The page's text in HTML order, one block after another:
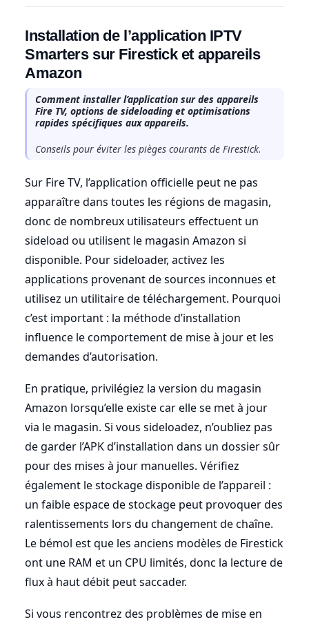
Installation de l’application IPTV
Smarters sur Firestick et appareils
Amazon
Comment installer l’application sur des appareils
Fire TV, options de sideloading et optimisations
rapides spécifiques aux appareils.
Conseils pour éviter les pièges courants de Firestick.
Sur Fire TV, l’application officielle peut ne pas
apparaître dans toutes les régions de magasin,
donc de nombreux utilisateurs effectuent un
sideload ou utilisent le magasin Amazon si
disponible. Pour sideloader, activez les
applications provenant de sources inconnues et
utilisez un utilitaire de téléchargement. Pourquoi
c’est important : la méthode d’installation
influence le comportement de mise à jour et les
demandes d’autorisation.
En pratique, privilégiez la version du magasin
Amazon lorsqu’elle existe car elle se met à jour
via le magasin. Si vous sideloadez, n’oubliez pas
de garder l’APK d’installation dans un dossier sûr
pour des mises à jour manuelles. Vérifiez
également le stockage disponible de l’appareil :
un faible espace de stockage peut provoquer des
ralentissements lors du changement de chaîne.
Le bémol est que les anciens modèles de Firestick
ont une RAM et un CPU limités, donc la lecture de
flux à haut débit peut saccader.
Si vous rencontrez des problèmes de mise en